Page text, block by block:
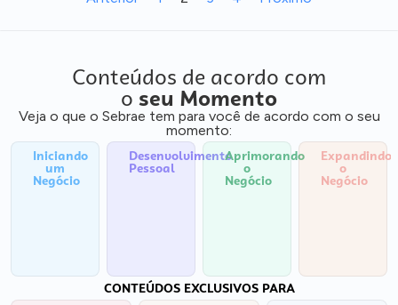
Conteúdos de acordo com
o seu Momento
Veja o que o Sebrae tem para você de acordo com o seu
momento:
Iniciando
um
Negócio
Desenvolvimento
Pessoal
Aprimorando
o
Negócio
Expandindo
o
Negócio
CONTEÚDOS EXCLUSIVOS PARA